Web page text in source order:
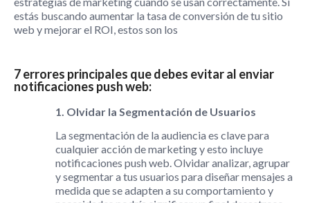
estás buscando aumentar la tasa de conversión de tu sitio
web y mejorar el ROI, estos son los
7 errores principales que debes evitar al enviar
notificaciones push web:
1. Olvidar la Segmentación de Usuarios
La segmentación de la audiencia es clave para
cualquier acción de marketing y esto incluye
notificaciones push web. Olvidar analizar, agrupar
y segmentar a tus usuarios para diseñar mensajes a
medida que se adapten a su comportamiento y